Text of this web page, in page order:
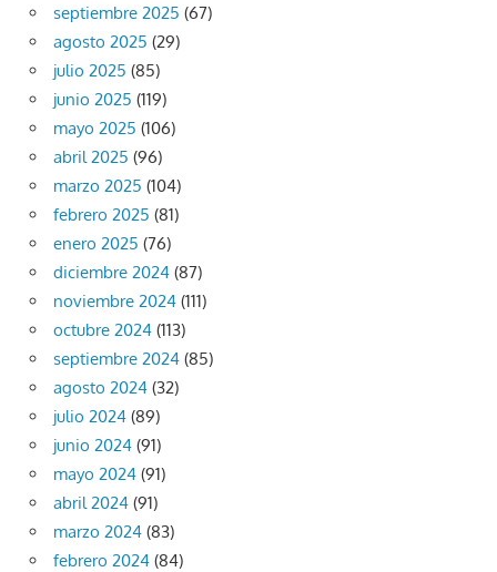
septiembre 2025 (67)
agosto 2025 (29)
julio 2025 (85)
junio 2025 (119)
mayo 2025 (106)
abril 2025 (96)
marzo 2025 (104)
febrero 2025 (81)
enero 2025 (76)
diciembre 2024 (87)
noviembre 2024 (111)
octubre 2024 (113)
septiembre 2024 (85)
agosto 2024 (32)
julio 2024 (89)
junio 2024 (91)
mayo 2024 (91)
abril 2024 (91)
marzo 2024 (83)
febrero 2024 (84)